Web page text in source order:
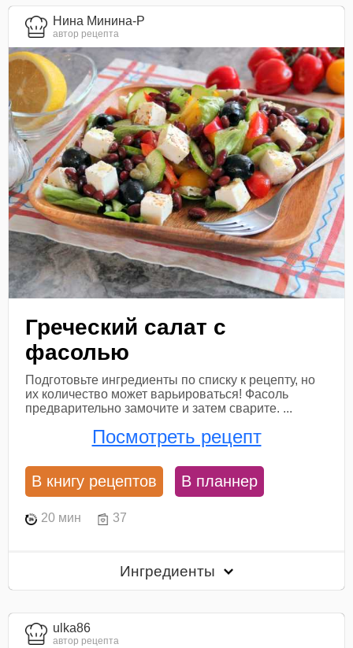
Нина Минина-Р
автор рецепта
Греческий салат с
фасолью
Подготовьте ингредиенты по списку к рецепту, но
их количество может варьироваться! Фасоль
предварительно замочите и затем сварите. ...
Посмотреть рецепт
В книгу рецептов В планнер
20 мин 37
Ингредиенты
ulka86
автор рецепта